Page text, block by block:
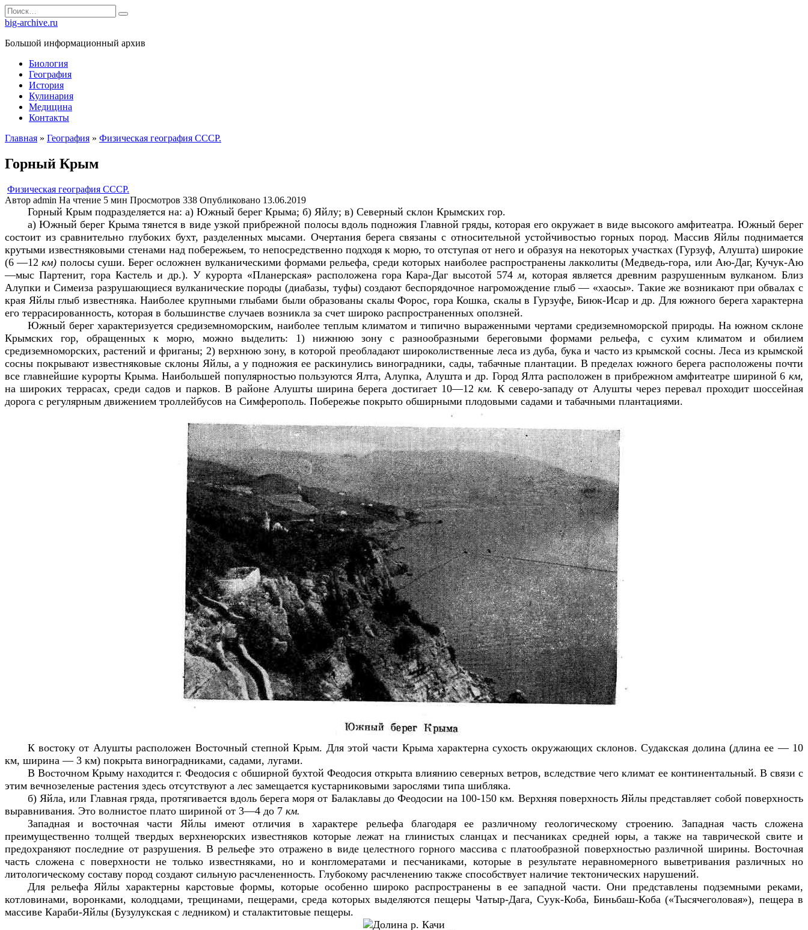
Перейти
к
содержанию
Search
for:
big-archive.ru
Большой информационный архив
Биология
География
История
Кулинария
Медицина
Контакты
Главная » География » Физическая география СССР.
Горный Крым
Физическая география СССР.
Автор admin На чтение 5 мин Просмотров 338 Опубликовано 13.06.2019
Горный Крым подразделяется на: а) Южный берег Крыма; б) Яйлу; в) Северный склон Крымских гор.
а) Южный берег Крыма тянется в виде узкой прибрежной полосы вдоль подножия Главной гряды, которая его окружает в виде высокого амфитеатра. Южный берег
состоит из сравнительно глубоких бухт, разделенных мысами. Очертания берега связаны с относительной устойчивостью горных пород. Массив Яйлы поднимается
крутыми известняковыми стенами над побережьем, то непосредственно подходя к морю, то отступая от него и образуя на некоторых участках (Гурзуф, Алушта) широкие
(6 —12км) полосы суши. Берег осложнен вулканическими формами рельефа, среди которых наиболее распространены лакколиты (Медведь-гора, или Аю-Даг, Кучук-Аю
—мыс Партенит, гора Кастель и др.). У курорта «Планерская» расположена гора Кара-Даг высотой 574 м,которая является древним разрушенным вулканом. Близ
Алупки и Симеиза разрушающиеся вулканические породы (диабазы, туфы) создают беспорядочное нагромождение глыб — «хаосы». Такие же возникают при обвалах с
края Яйлы глыб известняка. Наиболее крупными глыбами были образованы скалы Форос, гора Кошка, скалы в Гурзуфе, Биюк-Исар и др. Для южного берега характерна
его террасированность, которая в большинстве случаев возникла за счет широко распространенных оползней.
Южный берег характеризуется средиземноморским, наиболее теплым климатом и типично выраженными чертами средиземноморской природы. На южном склоне
Крымских гор, обращенных к морю, можно выделить: 1) нижнюю зону с разнообразными береговыми формами рельефа, с сухим климатом и обилием
средиземноморских, растений и фриганы; 2) верхнюю зону, в которой преобладают широколиственные леса из дуба, бука и часто из крымской сосны. Леса из крымской
сосны покрывают известняковые склоны Яйлы, а у подножия ее раскинулись виноградники, сады, табачные плантации. В пределах южного берега расположены почти
все главнейшие курорты Крыма. Наибольшей популярностью пользуются Ялта, Алупка, Алушта и др. Город Ялта расположен в прибрежном амфитеатре шириной 6 км,
на широких террасах, среди садов и парков. В районе Алушты ширина берега достигает 10—12км. К северо-западу от Алушты через перевал проходит шоссейная
дорога с регулярным движением троллейбусов на Симферополь. Побережье покрыто обширными плодовыми садами и табачными плантациями.
К востоку от Алушты расположен Восточный степной Крым. Для этой части Крыма характерна сухость окружающих склонов. Судакская долина (длина ее — 10
км, ширина — 3 км) покрыта виноградниками, садами, лугами.
В Восточном Крыму находится г. Феодосия с обширной бухтой Феодосия открыта влиянию северных ветров, вследствие чего климат ее континентальный. В связи с
этим вечнозеленые растения здесь отсутствуют а лес замещается кустарниковыми зарослями типа шибляка.
б) Яйла, или Главная гряда, протягивается вдоль берега моря от Балаклавы до Феодосии на 100-150 км. Верхняя поверхность Яйлы представляет собой поверхность
выравнивания. Это волнистое плато шириной от 3—4 до 7 км.
Западная и восточная части Яйлы имеют отличия в характере рельефа благодаря ее различному геологическому строению. Западная часть сложена
преимущественно толщей твердых верхнеюрских известняков которые лежат на глинистых сланцах и песчаниках средней юры, а также на таврической свите и
предохраняют последние от разрушения. В рельефе это отражено в виде целестного горного массива с платообразной поверхностью различной ширины. Восточная
часть сложена с поверхности не только известняками, но и конгломератами и песчаниками, которые в результате неравномерного выветривания различных но
литологическому составу пород создают сильную расчлененность. Глубокому расчленению также способствует наличие тектонических нарушений.
Для рельефа Яйлы характерны карстовые формы, которые особенно широко распространены в ее западной части. Они представлены подземными реками,
котловинами, воронками, колодцами, трещинами, пещерами, среда которых выделяются пещеры Чатыр-Дага, Суук-Коба, Биньбаш-Коба («Тысячеголовая»), пещера в
массиве Караби-Яйлы (Бузулукская с ледником) и сталактитовые пещеры.